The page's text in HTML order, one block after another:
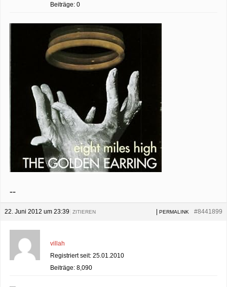
Beiträge: 0
--
22. Juni 2012 um 23:39 #8441899
PERMALINK
ZITIEREN
villah
Registriert seit: 25.01.2010
Beiträge: 8,090